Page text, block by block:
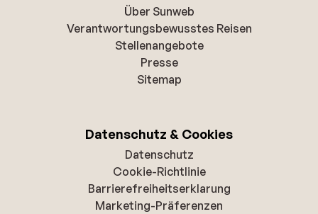
Über Sunweb
Verantwortungsbewusstes Reisen
Stellenangebote
Presse
Sitemap
Datenschutz & Cookies
Datenschutz
Cookie-Richtlinie
Barrierefreiheitserklarung
Marketing-Präferenzen